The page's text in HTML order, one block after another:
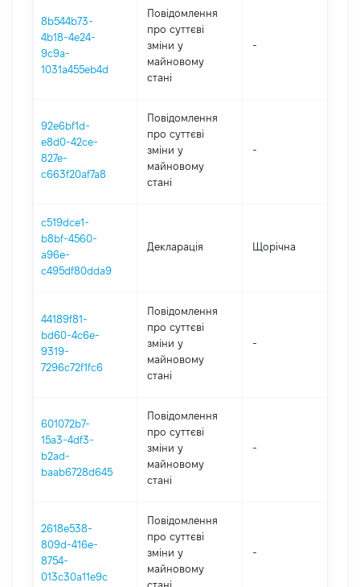
8b544b73-
4b18-4e24-
9c9a-
1031a455eb4d
Повідомлення
про суттєві
зміни y
майновому
стані
-
92e6bf1d-
e8d0-42ce-
827e-
c663f20af7a8
Повідомлення
про суттєві
зміни y
майновому
стані
-
c519dce1-
b8bf-4560-
a96e-
c495df80dda9
Декларація Щорічна
44189f81-
bd60-4c6e-
9319-
7296c72f1fc6
Повідомлення
про суттєві
зміни y
майновому
стані
-
601072b7-
15a3-4df3-
b2ad-
baab6728d645
Повідомлення
про суттєві
зміни y
майновому
стані
-
2618e538-
809d-416e-
8754-
013c30a11e9c
Повідомлення
про суттєві
зміни y
майновому
стані
-